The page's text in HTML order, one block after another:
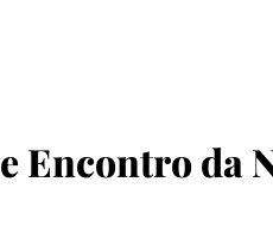
Encontro da